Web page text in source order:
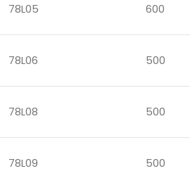
78L05 600
78L06 500
78L08 500
78L09 500